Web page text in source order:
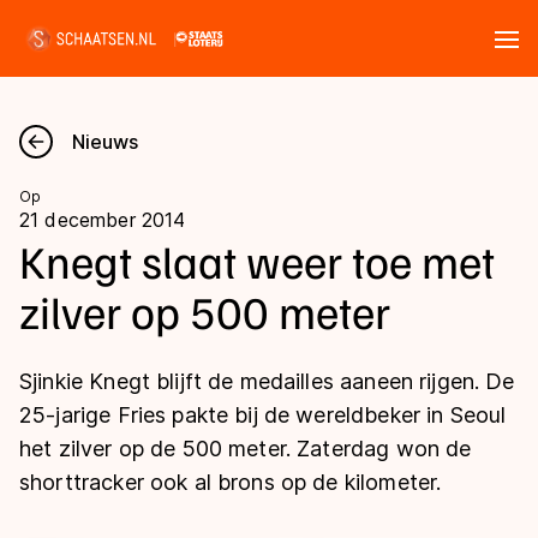
Nieuws
Kalender
Disciplines
Langebaan
Shorttrack
Inlineskaten
Uitslagen
Langebaan
Shorttrack
Tijden & historie
Nieuws
Op
21 december 2014
Knegt slaat weer toe met
zilver op 500 meter
Sjinkie Knegt blijft de medailles aaneen rijgen. De
25-jarige Fries pakte bij de wereldbeker in Seoul
het zilver op de 500 meter. Zaterdag won de
shorttracker ook al brons op de kilometer.